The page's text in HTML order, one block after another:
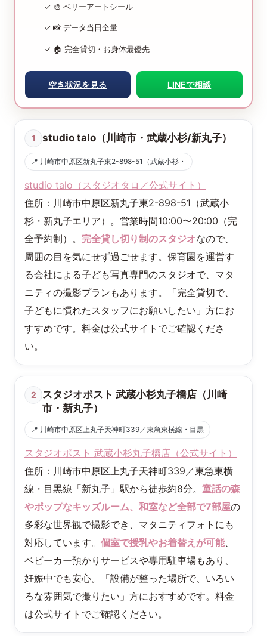
✓ 🎨 ベリーアートシール
✓ 📸 データ当日全量
✓ 🏠 完全貸切・お身体最優先
空き状況を見る LINEで相談
1 studio talo（川崎市・武蔵小杉/新丸子）
📍 川崎市中原区新丸子東2-898-51（武蔵小杉・
studio talo（スタジオタロ／公式サイト）
住所：川崎市中原区新丸子東2-898-51（武蔵小
杉・新丸子エリア）。営業時間10:00〜20:00（完
全予約制）。 完全貸し切り制のスタジオなので、
周囲の目を気にせず過ごせます。保育園を運営す
る会社による子ども写真専門のスタジオで、マタ
ニティの撮影プランもあります。「完全貸切で、
子どもに慣れたスタッフにお願いしたい」方にお
すすめです。料金は公式サイトでご確認くださ
い。
2
スタジオポスト 武蔵小杉丸子橋店（川崎
市・新丸子）
📍 川崎市中原区上丸子天神町339／東急東横線・目黒
スタジオポスト 武蔵小杉丸子橋店（公式サイト）
住所：川崎市中原区上丸子天神町339／東急東横
線・目黒線「新丸子」駅から徒歩約8分。 童話の森
やポップなキッズルーム、和室など全部で7部屋の
多彩な世界観で撮影でき、マタニティフォトにも
対応しています。 個室で授乳やお着替えが可能、
ベビーカー預かりサービスや専用駐車場もあり、
妊娠中でも安心。「設備が整った場所で、いろい
ろな雰囲気で撮りたい」方におすすめです。料金
は公式サイトでご確認ください。